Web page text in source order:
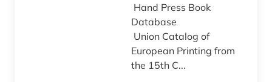
Hand Press Book
Database
Union Catalog of
European Printing from
the 15th C...